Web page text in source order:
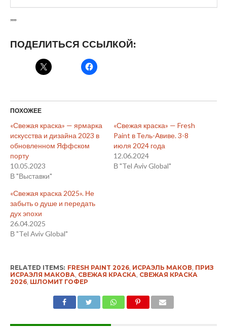
,,,,
ПОДЕЛИТЬСЯ ССЫЛКОЙ:
ПОХОЖЕЕ
«Свежая краска» — ярмарка
искусства и дизайна 2023 в
обновленном Яффском
порту
10.05.2023
В "Выставки"
«Свежая краска» — Fresh
Paint в Тель-Авиве. 3-8
июля 2024 года
12.06.2024
В "Tel Aviv Global"
«Свежая краска 2025». Не
забыть о душе и передать
дух эпохи
26.04.2025
В "Tel Aviv Global"
RELATED ITEMS: FRESH PAINT 2026, ИСРАЭЛЬ МАКОВ, ПРИЗ
ИСРАЭЛЯ МАКОВА, СВЕЖАЯ КРАСКА, СВЕЖАЯ КРАСКА
2026, ШЛОМИТ ГОФЕР